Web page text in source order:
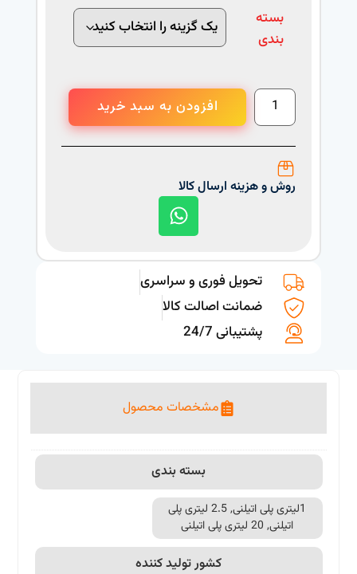
بسته
بندی
افزودن به سبد خرید
روش و هزینه ارسال کالا
تحویل فوری و سراسری
ضمانت اصالت کالا
پشتیبانی 24/7
مشخصات محصول
بسته بندی
1لیتری پلی اتیلنی, 2.5 لیتری پلی
اتیلنی, 20 لیتری پلی اتیلنی
کشور تولید کننده